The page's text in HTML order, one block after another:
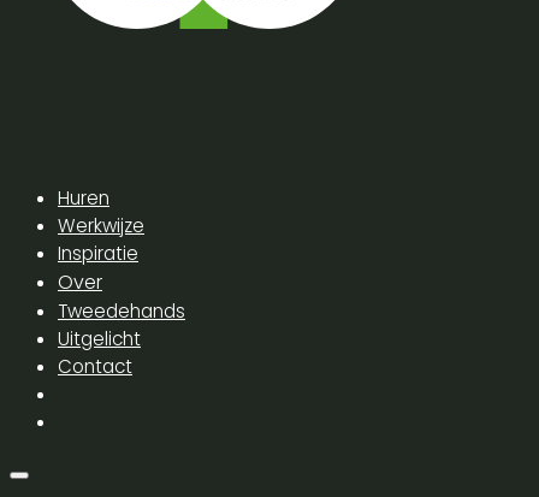
Huren
Werkwijze
Inspiratie
Over
Tweedehands
Uitgelicht
Contact